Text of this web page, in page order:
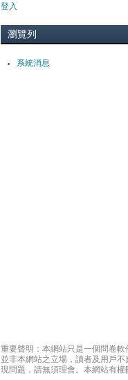
登入
瀏覽列
系統消息
重要聲明：本網站只是一個問卷
並非本網站之立場，讀者及用戶
現問題，請無須理會。本網站有